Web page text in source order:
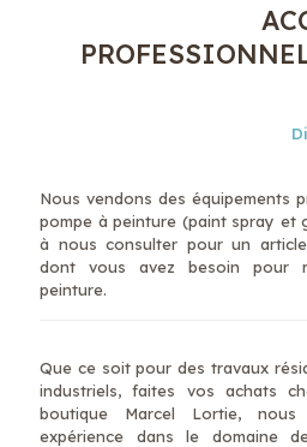
Nous vendons des équipements
pompe à peinture (paint spray et
à nous consulter pour un
dont vous avez besoin pour
peinture.
Que ce soit pour des travaux
industriels, faites vos achats
boutique Marcel Lortie,
expérience dans le domaine